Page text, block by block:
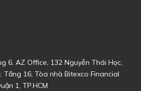
6, AZ Office, 132 Nguyễn Thái Học,
Tầng 16, Tòa nhà Bitexco Financial
1, TP.HCM